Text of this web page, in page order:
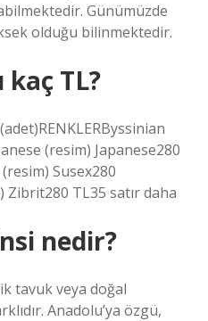
Günümüzde
olduğu bilinmektedir.
TL?
(resim) Japanese280
Susex280
TL35 satır daha
nedir?
tavuk veya doğal
Anadolu’ya özgü,